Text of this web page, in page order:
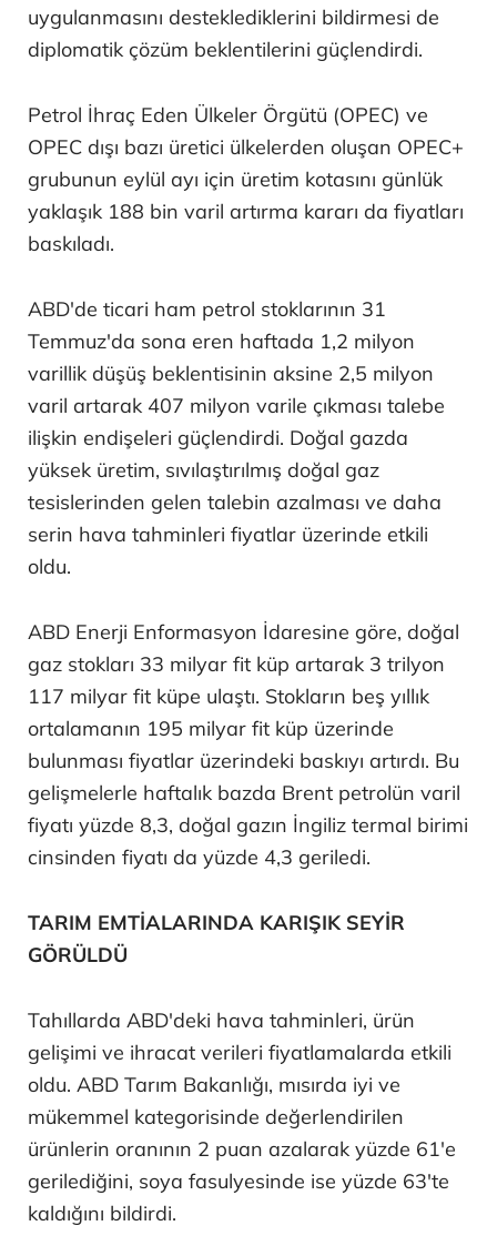
uygulanmasını desteklediklerini bildirmesi de
diplomatik çözüm beklentilerini güçlendirdi.
Petrol İhraç Eden Ülkeler Örgütü (OPEC) ve
OPEC dışı bazı üretici ülkelerden oluşan OPEC+
grubunun eylül ayı için üretim kotasını günlük
yaklaşık 188 bin varil artırma kararı da fiyatları
baskıladı.
ABD'de ticari ham petrol stoklarının 31
Temmuz'da sona eren haftada 1,2 milyon
varillik düşüş beklentisinin aksine 2,5 milyon
varil artarak 407 milyon varile çıkması talebe
ilişkin endişeleri güçlendirdi. Doğal gazda
yüksek üretim, sıvılaştırılmış doğal gaz
tesislerinden gelen talebin azalması ve daha
serin hava tahminleri fiyatlar üzerinde etkili
oldu.
ABD Enerji Enformasyon İdaresine göre, doğal
gaz stokları 33 milyar fit küp artarak 3 trilyon
117 milyar fit küpe ulaştı. Stokların beş yıllık
ortalamanın 195 milyar fit küp üzerinde
bulunması fiyatlar üzerindeki baskıyı artırdı. Bu
gelişmelerle haftalık bazda Brent petrolün varil
fiyatı yüzde 8,3, doğal gazın İngiliz termal birimi
cinsinden fiyatı da yüzde 4,3 geriledi.
TARIM EMTİALARINDA KARIŞIK SEYİR
GÖRÜLDÜ
Tahıllarda ABD'deki hava tahminleri, ürün
gelişimi ve ihracat verileri fiyatlamalarda etkili
oldu. ABD Tarım Bakanlığı, mısırda iyi ve
mükemmel kategorisinde değerlendirilen
ürünlerin oranının 2 puan azalarak yüzde 61'e
gerilediğini, soya fasulyesinde ise yüzde 63'te
kaldığını bildirdi.